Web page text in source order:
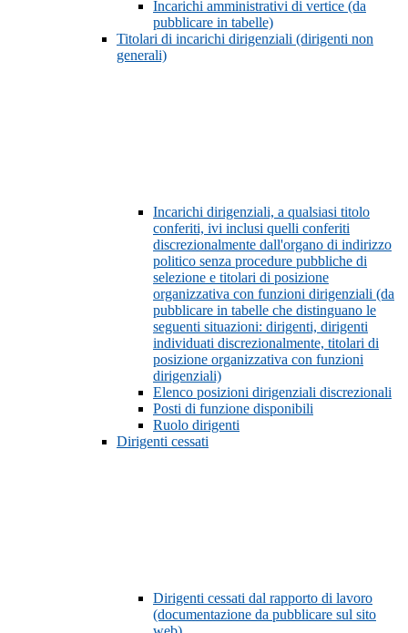
Incarichi amministrativi di vertice (da
pubblicare in tabelle)
Titolari di incarichi dirigenziali (dirigenti non
generali)
Incarichi dirigenziali, a qualsiasi titolo
conferiti, ivi inclusi quelli conferiti
discrezionalmente dall'organo di indirizzo
politico senza procedure pubbliche di
selezione e titolari di posizione
organizzativa con funzioni dirigenziali (da
pubblicare in tabelle che distinguano le
seguenti situazioni: dirigenti, dirigenti
individuati discrezionalmente, titolari di
posizione organizzativa con funzioni
dirigenziali)
Elenco posizioni dirigenziali discrezionali
Posti di funzione disponibili
Ruolo dirigenti
Dirigenti cessati
Dirigenti cessati dal rapporto di lavoro
(documentazione da pubblicare sul sito